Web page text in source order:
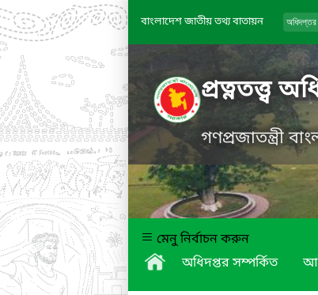
বাংলাদেশ জাতীয় তথ্য বাতায়ন
প্রত্নতত্ত্ব
গণপ্রজাতন্ত্রী
মেনু নির্বাচন করুন
অধিদপ্তর সম্পর্কিত